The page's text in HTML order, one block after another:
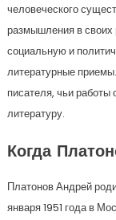
человеческого
размышления в своих
социальную и
литературные
писателя, чьи
литературу.
Когда
Платонов Андрей
января 1951 года в